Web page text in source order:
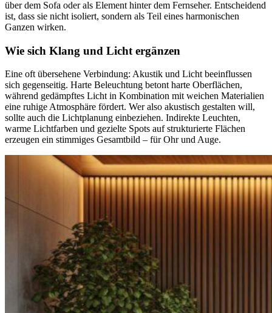
über dem Sofa oder als Element hinter dem Fernseher. Entscheidend
ist, dass sie nicht isoliert, sondern als Teil eines harmonischen
Ganzen wirken.
Wie sich Klang und Licht ergänzen
Eine oft übersehene Verbindung: Akustik und Licht beeinflussen
sich gegenseitig. Harte Beleuchtung betont harte Oberflächen,
während gedämpftes Licht in Kombination mit weichen Materialien
eine ruhige Atmosphäre fördert. Wer also akustisch gestalten will,
sollte auch die Lichtplanung einbeziehen. Indirekte Leuchten,
warme Lichtfarben und gezielte Spots auf strukturierte Flächen
erzeugen ein stimmiges Gesamtbild – für Ohr und Auge.